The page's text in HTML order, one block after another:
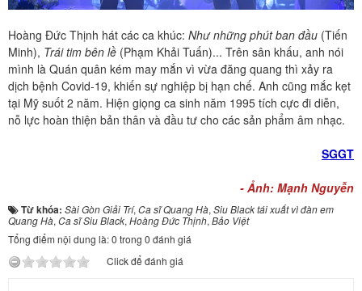
Hoàng Đức Thịnh hát các ca khúc: Như những phút ban đầu (Tiến
Minh), Trái tim bên lề (Phạm Khải Tuấn)... Trên sân khấu, anh nói
mình là Quán quân kém may mắn vì vừa đăng quang thì xảy ra
dịch bệnh Covid-19, khiến sự nghiệp bị hạn chế. Anh cũng mắc kẹt
tại Mỹ suốt 2 năm. Hiện giọng ca sinh năm 1995 tích cực đi diễn,
nỗ lực hoàn thiện bản thân và đầu tư cho các sản phẩm âm nhạc.
SGGT
- Ảnh: Mạnh Nguyễn
Từ khóa: Sài Gòn Giải Trí, Ca sĩ Quang Hà, Siu Black tái xuất vì đàn em
Quang Hà, Ca sĩ Siu Black, Hoàng Đức Thịnh, Bảo Việt
Tổng điểm nội dung là: 0 trong 0 đánh giá
Click để đánh giá